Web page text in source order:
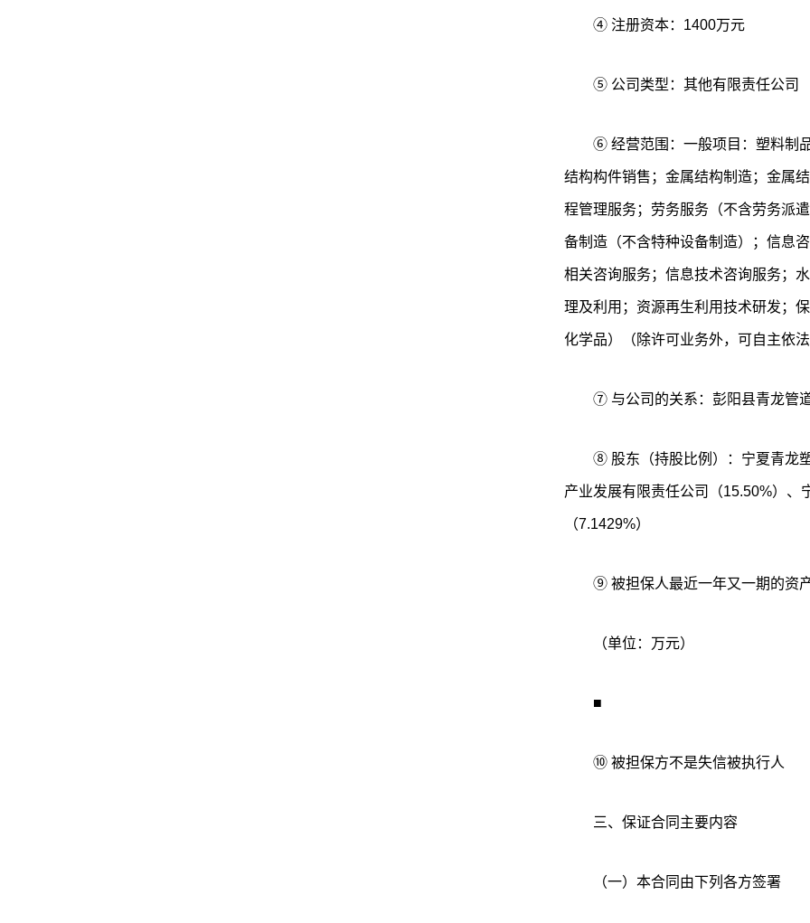
④ 注册资本：1400万元
⑤ 公司类型：其他有限责任公司
⑥ 经营范围：一般项目：塑料制
结构构件销售；金属结构制造；金属
程管理服务；劳务服务（不含劳务派
备制造（不含特种设备制造）；信息
相关咨询服务；信息技术咨询服务；
理及利用；资源再生利用技术研发；
化学品）（除许可业务外，可自主依
⑦ 与公司的关系：彭阳县青龙管
⑧ 股东（持股比例）：宁夏青龙
产业发展有限责任公司（15.50%）、
（7.1429%）
⑨ 被担保人最近一年又一期的资
（单位：万元）
■
⑩ 被担保方不是失信被执行人
三、保证合同主要内容
（一）本合同由下列各方签署